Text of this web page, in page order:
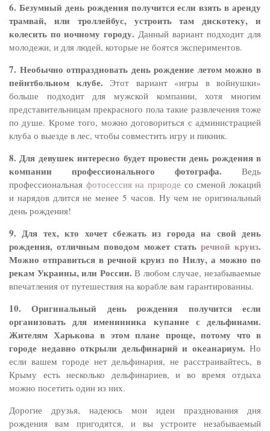
6. Безумный день рождения получится если взять в аренду
трамвай, или троллейбус, устроить там дискотеку, и
колесить по ночному городу. Данный вариант подходит для
молодежи, и для людей, которые не боятся экспериментов.
7. Необычно отпраздновать день рождение летом можно в
пейнтбольном клубе. Этот вариант «игры в войнушки»
больше подходит для мужской компании, хотя многим
представительницам прекрасного пола такие развлечения тоже
по душе. Кроме того, можно договориться с администрацией
клуба о выезде в лес, чтобы совместить игру и пикник.
8. Для девушек интересно будет провести день рождения в
компании профессионального фотографа. Ведь
профессиональная фотосессия на природе со сменой локаций
и нарядов длится не менее 5 часов. Ну чем не оригинальный
день рождения!
9. Для тех, кто хочет сбежать из города на свой день
рождения, отличным поводом может стать речной круиз.
Можно отправиться в речной круиз по Нилу, а можно по
рекам Украины, или России. В любом случае, незабываемые
впечатления от путешествия на корабле вам гарантированны.
10. Оригинальный день рождения получится если
организовать для именинника купание с дельфинами.
Жителям Харькова в этом плане проще, потому что в
городе недавно открыли дельфинарий и океанариум. Но
если вашем городе нет дельфинария, не расстраивайтесь, в
Крыму есть несколько дельфинариев, и во время отдыха
можно посетить один из них.
Дорогие друзья, надеюсь мои идеи празднования дня
рождения вам пригодятся, и вы устроите незабываемый